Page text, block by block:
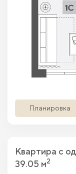
Планировка
Квартира c
39.05 м2